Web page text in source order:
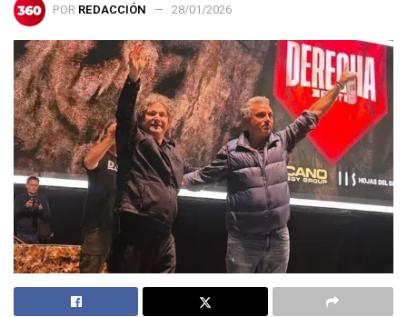
POR REDACCIÓN 28/01/2026